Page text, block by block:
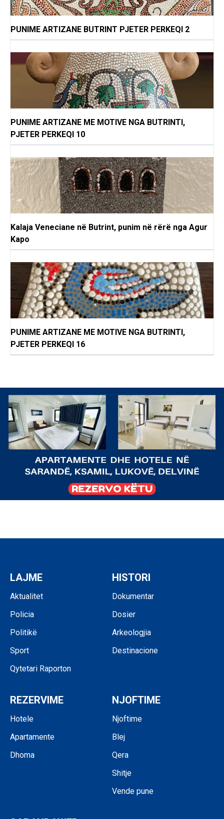
PUNIME ARTIZANE BUTRINT PJETER PERKEQI 2
PUNIME ARTIZANE ME MOTIVE NGA BUTRINTI,
PJETER PERKEQI 10
Kalaja Veneciane në Butrint, punim në rërë nga Agur
Kapo
PUNIME ARTIZANE ME MOTIVE NGA BUTRINTI,
PJETER PERKEQI 16
LAJME
Aktualitet
Policia
Politikë
Sport
Qytetari Raporton
HISTORI
Dokumentar
Dosier
Arkeologjia
Destinacione
REZERVIME
Hotele
Apartamente
Dhoma
NJOFTIME
Njoftime
Blej
Qera
Shitje
Vende pune